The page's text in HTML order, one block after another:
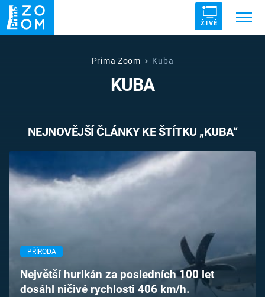
ŽIVĚ
UFO DRUHÁ SVĚTOVÁ VÁLKA
VETŘELCI DÁVNOVĚKU
Témata
Pořady
TV Program
Časopis
Prima Zoom Kuba
KUBA
NEJNOVĚJŠÍ ČLÁNKY KE ŠTÍTKU „KUBA“
PŘÍRODA
Největší hurikán za posledních 100 let
dosáhl ničivé rychlosti 406 km/h.